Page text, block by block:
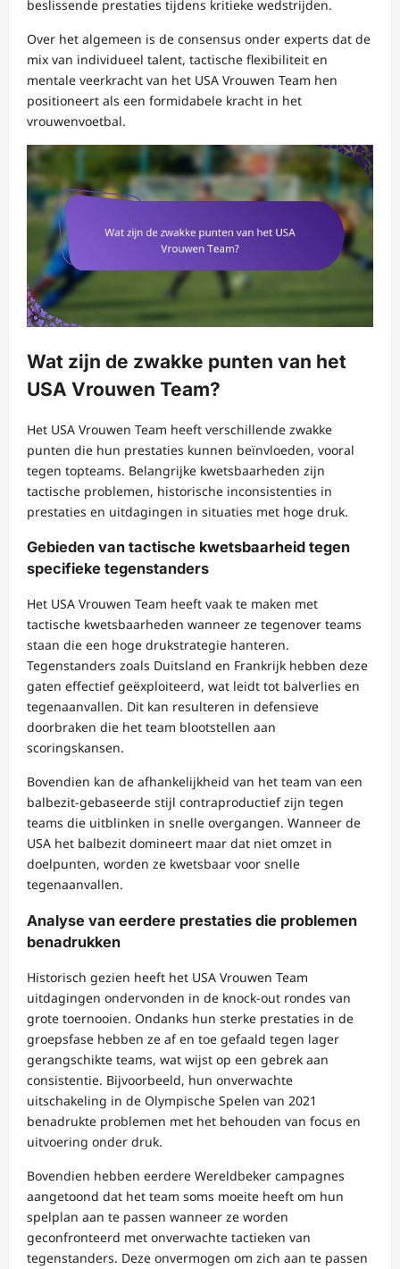
beslissende prestaties tijdens kritieke wedstrijden.
Over het algemeen is de consensus onder experts dat de
mix van individueel talent, tactische flexibiliteit en
mentale veerkracht van het USA Vrouwen Team hen
positioneert als een formidabele kracht in het
vrouwenvoetbal.
Wat zijn de zwakke punten van het
USA Vrouwen Team?
Het USA Vrouwen Team heeft verschillende zwakke
punten die hun prestaties kunnen beïnvloeden, vooral
tegen topteams. Belangrijke kwetsbaarheden zijn
tactische problemen, historische inconsistenties in
prestaties en uitdagingen in situaties met hoge druk.
Gebieden van tactische kwetsbaarheid tegen
specifieke tegenstanders
Het USA Vrouwen Team heeft vaak te maken met
tactische kwetsbaarheden wanneer ze tegenover teams
staan die een hoge drukstrategie hanteren.
Tegenstanders zoals Duitsland en Frankrijk hebben deze
gaten effectief geëxploiteerd, wat leidt tot balverlies en
tegenaanvallen. Dit kan resulteren in defensieve
doorbraken die het team blootstellen aan
scoringskansen.
Bovendien kan de afhankelijkheid van het team van een
balbezit-gebaseerde stijl contraproductief zijn tegen
teams die uitblinken in snelle overgangen. Wanneer de
USA het balbezit domineert maar dat niet omzet in
doelpunten, worden ze kwetsbaar voor snelle
tegenaanvallen.
Analyse van eerdere prestaties die problemen
benadrukken
Historisch gezien heeft het USA Vrouwen Team
uitdagingen ondervonden in de knock-out rondes van
grote toernooien. Ondanks hun sterke prestaties in de
groepsfase hebben ze af en toe gefaald tegen lager
gerangschikte teams, wat wijst op een gebrek aan
consistentie. Bijvoorbeeld, hun onverwachte
uitschakeling in de Olympische Spelen van 2021
benadrukte problemen met het behouden van focus en
uitvoering onder druk.
Bovendien hebben eerdere Wereldbeker campagnes
aangetoond dat het team soms moeite heeft om hun
spelplan aan te passen wanneer ze worden
geconfronteerd met onverwachte tactieken van
tegenstanders. Deze onvermogen om zich aan te passen